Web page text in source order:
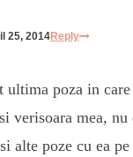
25, 2014Reply
ultima poza in
verisoara mea, nu
alte poze cu ea